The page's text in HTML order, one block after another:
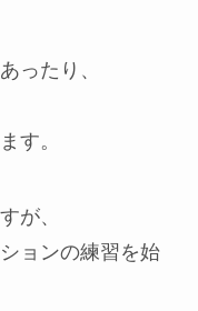
ったり、
す。
が、
ョンの練習を始